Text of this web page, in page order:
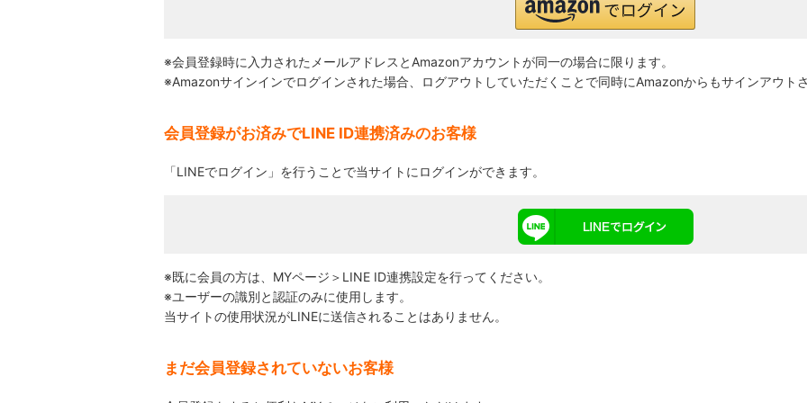
※会員登録時に入力されたメールアドレスとAmazonアカウントが同一の場合に限ります。
※Amazonサインインでログインされた場合、ログアウトしていただくことで同時にAmazonからもサインアウトさ
会員登録がお済みでLINE ID連携済みのお客様
「LINEでログイン」を行うことで当サイトにログインができます。
※既に会員の方は、MYページ＞LINE ID連携設定を行ってください。
※ユーザーの識別と認証のみに使用します。
当サイトの使用状況がLINEに送信されることはありません。
まだ会員登録されていないお客様